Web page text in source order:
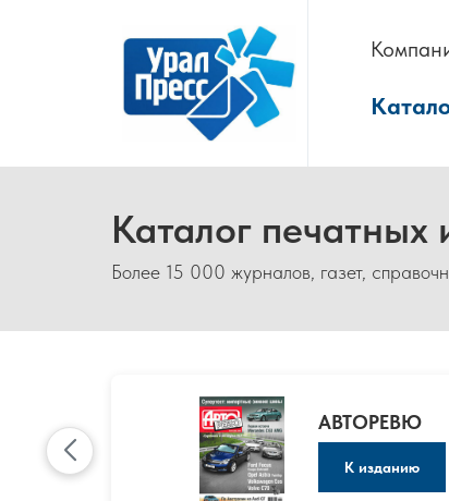
Каталог печатных
Более 15 000 журналов, газет,
АВТОРЕВЮ
К изданию